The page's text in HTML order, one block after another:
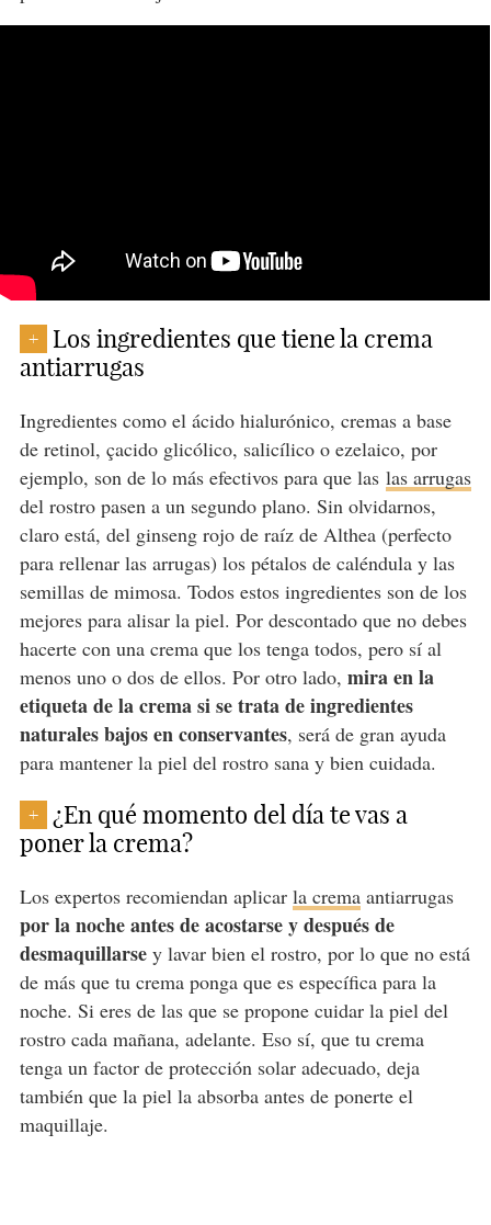
+
Los ingredientes que tiene la crema
antiarrugas
Ingredientes como el ácido hialurónico, cremas a base
de retinol, çacido glicólico, salicílico o ezelaico, por
ejemplo, son de lo más efectivos para que las las arrugas
del rostro pasen a un segundo plano. Sin olvidarnos,
claro está, del ginseng rojo de raíz de Althea (perfecto
para rellenar las arrugas) los pétalos de caléndula y las
semillas de mimosa. Todos estos ingredientes son de los
mejores para alisar la piel. Por descontado que no debes
hacerte con una crema que los tenga todos, pero sí al
menos uno o dos de ellos. Por otro lado, mira en la
etiqueta de la crema si se trata de ingredientes
naturales bajos en conservantes, será de gran ayuda
para mantener la piel del rostro sana y bien cuidada.
+
¿En qué momento del día te vas a
poner la crema?
Los expertos recomiendan aplicar la cremaantiarrugas
por la noche antes de acostarse y después de
desmaquillarsey lavar bien el rostro, por lo que no está
de más que tu crema ponga que es específica para la
noche. Si eres de las que se propone cuidar la piel del
rostro cada mañana, adelante. Eso sí, que tu crema
tenga un factor de protección solar adecuado, deja
también que la piel la absorba antes de ponerte el
maquillaje.